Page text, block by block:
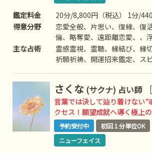
イトリーディング、オーラ鑑
カード、心霊霊視、体調リー
ープリーディング、など
鑑定料金
20分/8,800円（税込） 1分/440
得意分野
恋愛全般、片思い、復縁、復
倫、略奪愛、遠距離恋愛、、
夫婦問題、家庭/家族問題、親
仕事全般、適職、進路、人間
主な占術
霊感霊視、霊聴、縁結び、縁
祈願祈祷、開運招来鑑定、ス
さくな (サクナ) 占い師
言葉では決して辿り着けない"
クセス！願望成就へ導く極上
予約受付中
初回１分単位OK
ニューフェイス